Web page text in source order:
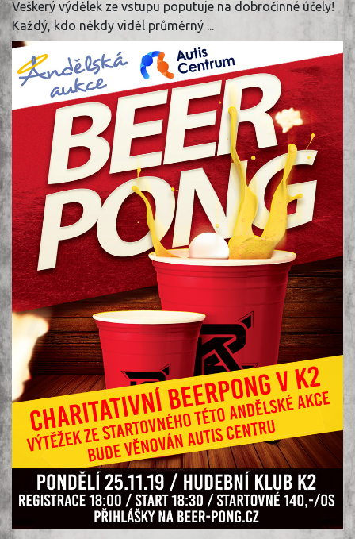
Veškerý výdělek ze vstupu poputuje na dobročinné účely!
Každý, kdo někdy viděl průměrný ...